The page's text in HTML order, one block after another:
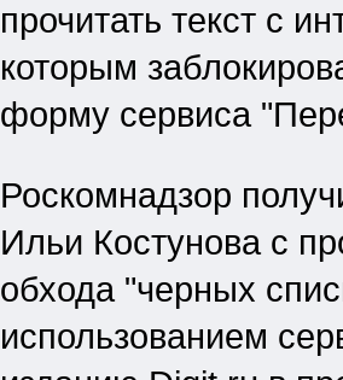
прочитать текст с
которым
форму сервиса
Роскомнадзор
Ильи Костунова с
обхода "черных
использованием